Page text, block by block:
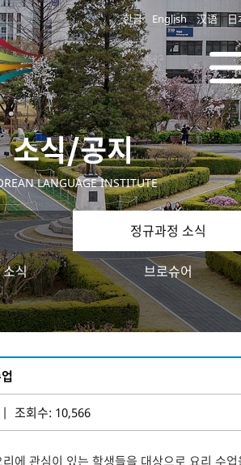
한글 English 汉语 日
소식/공지
LANGUAGE INSTITUTE
정규과정 소식
식 브로슈어
조회수: 10,566
에 관심이 있는 학생들을 대상으로 요리 수업